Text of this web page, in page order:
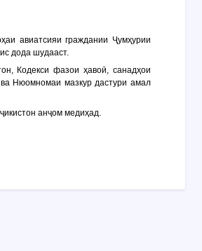
авиатсияи граждании Ҷумҳурии
дода шудааст.
Кодекси фазои ҳавоӣ, санадҳои
Нюомномаи мазкур дастури амал
анҷом медиҳад.